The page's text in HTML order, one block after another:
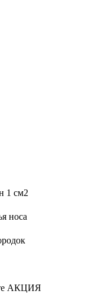
1 см2
носа
АКЦИЯ